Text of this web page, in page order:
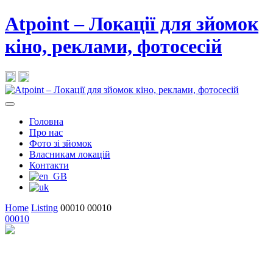
Atpoint – Локації для зйомок
кіно, реклами, фотосесій
Головна
Про нас
Фото зі зйомок
Власникам локацій
Контакти
Home Listing 00010 00010
00010